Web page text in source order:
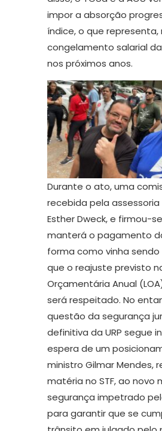
impor a absorção
índice, o que representa,
congelamento salarial
nos próximos anos.
Durante o ato, uma
recebida pela assessoria
Esther Dweck, e firmou-
manterá o pagamento
forma como vinha
que o reajuste previsto
Orçamentária Anual
será respeitado. No
questão da segurança
definitiva da URP segue
espera de um
ministro Gilmar Mendes,
matéria no STF, ao novo
segurança impetrado
para garantir que se